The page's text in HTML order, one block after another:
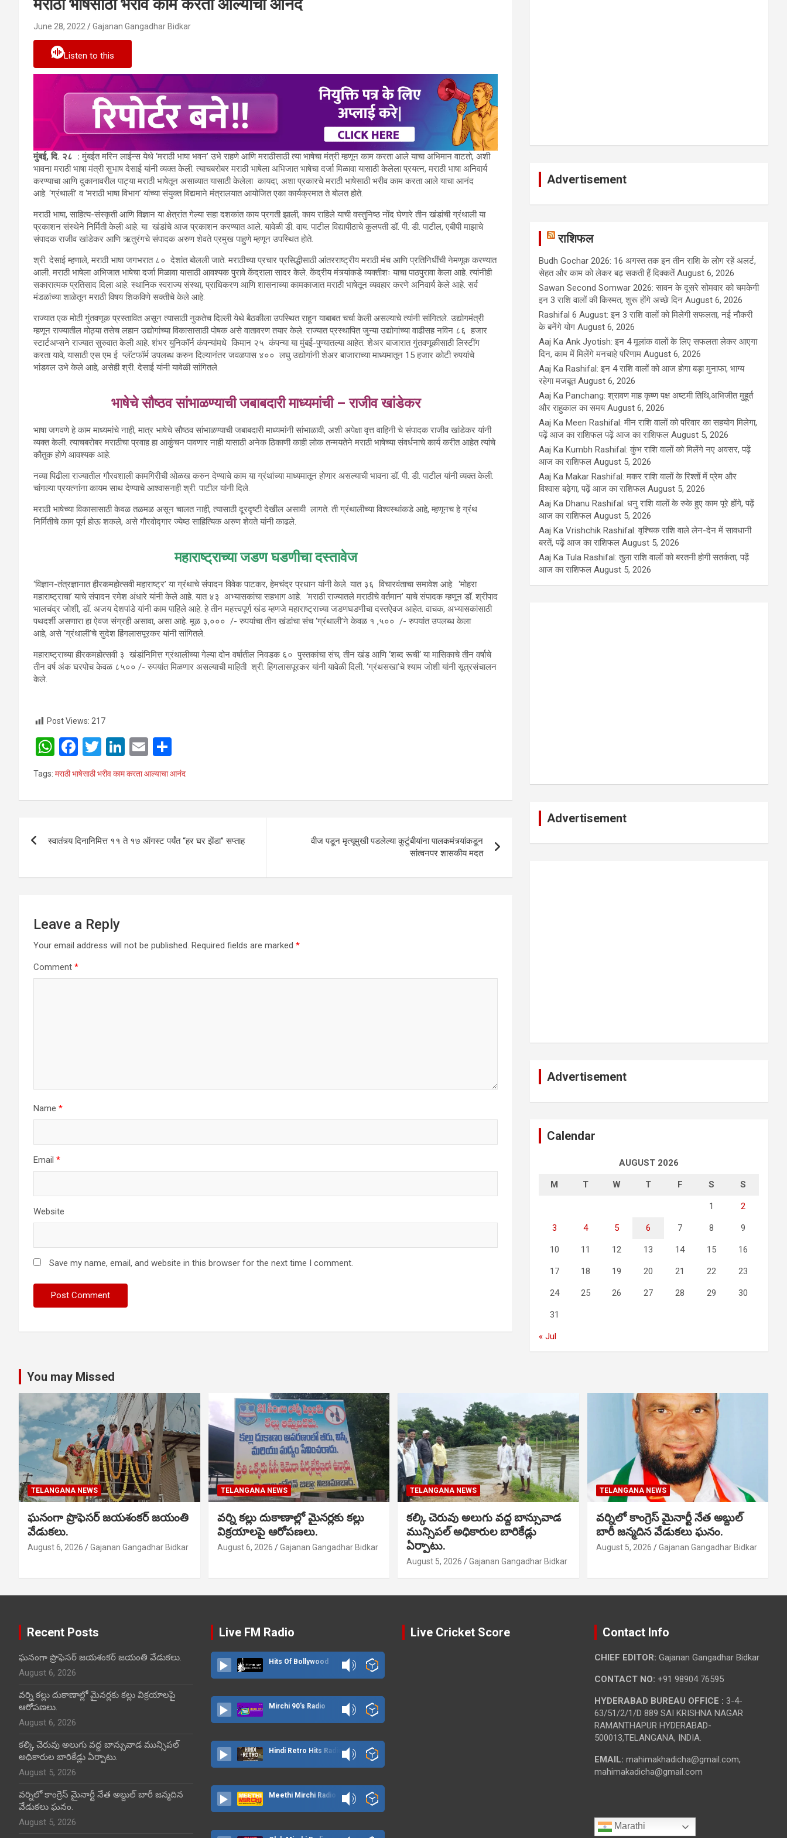
मराठी भाषेसाठी भरीव काम करता आल्याचा आनंद
June 28, 2022 Gajanan Gangadhar Bidkar
Listen to this
मुंबई, दि. २८ : मुंबईत मरिन लाईन्स येथे ‘मराठी भाषा भवन’ उभे राहणे आणि मराठीसाठी त्या भाषेचा मंत्री म्हणून काम करता आले याचा अभिमान वाटतो, अशी
भावना मराठी भाषा मंत्री सुभाष देसाई यांनी व्यक्त केली. त्याचबरोबर मराठी भाषेला अभिजात भाषेचा दर्जा मिळावा यासाठी केलेला प्रयत्न, मराठी भाषा अनिवार्य
करण्याचा आणि दुकानावरील पाट्या मराठी भाषेतून असाव्यात यासाठी केलेला कायदा, अशा प्रकारचे मराठी भाषेसाठी भरीव काम करता आले याचा आनंद
आहे. ‘ग्रंथाली’व‘मराठी भाषा विभाग’यांच्या संयुक्त विद्यमाने मंत्रालयात आयोजित एका कार्यक्रमात ते बोलत होते.
मराठी भाषा,साहित्य-संस्कृती आणि विज्ञान या क्षेत्रांत गेल्या सहा दशकांत काय प्रगती झाली,काय राहिले याची वस्तुनिष्ठ नोंद घेणारे तीन खंडांची ग्रंथाली या
प्रकाशन संस्थेने निर्मिती केली आहे. या खंडांचे आज प्रकाशन करण्यात आले. यावेळी डी. वाय. पाटील विद्यापीठाचे कुलपती डॉ. पी. डी. पाटील,एबीपी माझाचे
संपादक राजीव खांडेकर आणि ऋतुरंगचे संपादक अरुण शेवते प्रमुख पाहुणे म्हणून उपस्थित होते.
श्री. देसाई म्हणाले,मराठी भाषा जगभरात ८० देशांत बोलली जाते. मराठीच्या प्रचार प्रसिद्धीसाठी आंतरराष्ट्रीय मराठी मंच आणि प्रतिनिधींची नेमणूक करण्यात
आली. मराठी भाषेला अभिजात भाषेचा दर्जा मिळावा यासाठी आवश्यक पुरावे केंद्राला सादर केले. केंद्रीय मंत्र्यांकडे व्यक्तीशः याचा पाठपुरावा केला आहे. त्यांनीही
सकारात्मक प्रतिसाद दिला आहे. स्थानिक स्वराज्य संस्था,प्राधिकरण आणि शासनाच्या कामकाजात मराठी भाषेतून व्यवहार करणे अनिवार्य केले आहे. सर्व
मंडळांच्या शाळेतून मराठी विषय शिकविणे सक्तीचे केले आहे.
राज्यात एक मोठी गुंतवणूक प्रस्तावित असून त्यासाठी नुकतेच दिल्ली येथे बैठकीला उपस्थित राहून याबाबत चर्चा केली असल्याचे त्यांनी सांगितले. उद्योगमंत्री
म्हणून राज्यातील मोठ्या तसेच लहान उद्योगांच्या विकासासाठी पोषक असे वातावरण तयार केले. राज्यात प्रस्थापित जुन्या उद्योगांच्या वाढीसह नविन ८६ हजार
स्टार्टअप्सने राज्यात सुरुवात केली आहे. शंभर युनिकॉर्न कंपन्यांमधे किमान २५ कंपन्या या मुंबई-पुण्यातल्या आहेत. शेअर बाजारात गुंतवणूकीसाठी लिस्टींग
करता यावे, यासाठी एस एम ई प्लॅटफॉर्म उपलब्ध करुन दिल्यानंतर जवळपास ४०० लघु उद्योगांनी शेअर बाजाराच्या माध्यमातून 15हजार कोटी रुपयांचे
भांडवल उभे केले आहे, असेही श्री. देसाई यांनी यावेळी सांगितले.
भाषेचे सौष्ठव सांभाळण्याची जबाबदारी माध्यमांची – राजीव खांडेकर
भाषा जगवणे हे काम माध्यमांचे नाही,मात्र भाषेचे सौष्ठव सांभाळण्याची जबाबदारी माध्यमांनी सांभाळावी, अशी अपेक्षा वृत्त वाहिनी चे संपादक राजीव खांडेकर यांनी
व्यक्त केली. त्याचबरोबर मराठीचा प्रवाह हा आकुंचन पावणार नाही यासाठी अनेक ठिकाणी काही लोक तन्मयतेने मराठी भाषेच्या संवर्धनाचे कार्य करीत आहेत त्यांचे
कौतुक होणे आवश्यक आहे.
नव्या पिढीला राज्यातील गौरवशाली कामगिरीची ओळख करुन देण्याचे काम या ग्रंथांच्या माध्यमातून होणार असल्याची भावना डॉ. पी. डी. पाटील यांनी व्यक्त केली.
चांगल्या प्रयत्नांना कायम साथ देण्याचे आश्वासनही श्री. पाटील यांनी दिले.
मराठी भाषेच्या विकासासाठी केवळ तळमळ असून चालत नाही,त्यासाठी दूरदृष्टी देखील असावी लागते. ती ग्रंथालीच्या विश्वस्थांकडे आहे,म्हणूनच हे ग्रंथ
निर्मितीचे काम पूर्ण होऊ शकले, असे गौरवोद्गार ज्येष्ठ साहित्यिक अरुण शेवते यांनी काढले.
महाराष्ट्राच्या जडण घडणीचा दस्तावेज
‘विज्ञान-तंत्रज्ञानात हीरकमहोत्सवी महाराष्ट्र’या ग्रंथाचे संपादन विवेक पाटकर,हेमचंद्र प्रधान यांनी केले. यात ३६ विचारवंताचा समावेश आहे. ‘मोहरा
महाराष्ट्राचा’याचे संपादन रमेश अंधारे यांनी केले आहे. यात ४३ अभ्यासकांचा सहभाग आहे. ‘मराठी राज्यातले मराठीचे वर्तमान’याचे संपादक म्हणून डॉ. श्रीपाद
भालचंद्र जोशी,डॉ. अजय देशपांडे यांनी काम पाहिले आहे. हे तीन महत्त्वपूर्ण खंड म्हणजे महाराष्ट्राच्या जडणघडणीचा दस्तऐवज आहेत. वाचक, अभ्यासकांसाठी
पथदर्शी असणारा हा ऐवज संग्रही असावा, असा आहे. मूळ ३,००० /- रुपयांचा तीन खंडांचा संच‘ग्रंथाली’ने केवळ १ ,५०० /- रुपयांत उपलब्ध केला
आहे, असे‘ग्रंथाली’चे सुदेश हिंगलासपूरकर यांनी सांगितले.
महाराष्ट्राच्या हीरकमहोत्सवी ३ खंडांनिमित्त ग्रंथालीच्या गेल्या दोन वर्षातील निवडक ६० पुस्तकांचा संच,तीन खंड आणि‘शब्द रूची‘या मासिकाचे तीन वर्षाचे
तीन वर्ष अंक घरपोच केवळ ८५०० /- रुपयांत मिळणार असल्याची माहिती श्री. हिंगलासपूरकर यांनी यावेळी दिली. ‘ग्रंथसखा’चे श्याम जोशी यांनी सूत्रसंचालन
केले.
Post Views: 217
W
at
s
p
F
a
ce
b
o
T
wi
tt
er
Li
ke
dI
E
ail
h
ar
e
Tags: मराठी भाषेसाठी भरीव काम करता आल्याचा आनंद
स्वातंत्र्य दिनानिमित्त ११ ते १७ ऑगस्ट पर्यंत “हर घर झेंडा” सप्ताह
वीज पडून मृत्यूमुखी पडलेल्या कुटुंबीयांना पालकमंत्र्यांकडून
सांत्वनपर शासकीय मदत
Leave a Reply
Your email address will not be published. Required fields are marked *
Comment *
Name *
Email *
Website
Save my name, email, and website in this browser for the next time I comment.
Advertisement
राशिफल
Budh Gochar 2026: 16 अगस्त तक इन तीन राशि के लोग रहें अलर्ट,
सेहत और काम को लेकर बढ़ सकती हैं दिक्कतें August 6, 2026
Sawan Second Somwar 2026: सावन के दूसरे सोमवार को चमकेगी
इन 3 राशि वालों की किस्मत, शुरू होंगे अच्छे दिन August 6, 2026
Rashifal 6 August: इन 3 राशि वालों को मिलेगी सफलता, नई नौकरी
के बनेंगे योग August 6, 2026
Aaj Ka Ank Jyotish: इन 4 मूलांक वालों के लिए सफलता लेकर आएगा
दिन, काम में मिलेंगे मनचाहे परिणाम August 6, 2026
Aaj Ka Rashifal: इन 4 राशि वालों को आज होगा बड़ा मुनाफा, भाग्य
रहेगा मजबूत August 6, 2026
Aaj Ka Panchang: श्रावण माह कृष्ण पक्ष अष्टमी तिथि,अभिजीत मुहूर्त
और राहुकाल का समय August 6, 2026
Aaj Ka Meen Rashifal: मीन राशि वालों को परिवार का सहयोग मिलेगा,
पढ़ें आज का राशिफल पढ़ें आज का राशिफल August 5, 2026
Aaj Ka Kumbh Rashifal: कुंभ राशि वालों को मिलेंगे नए अवसर, पढ़ें
आज का राशिफल August 5, 2026
Aaj Ka Makar Rashifal: मकर राशि वालों के रिश्तों में प्रेम और
विश्वास बढ़ेगा, पढ़ें आज का राशिफल August 5, 2026
Aaj Ka Dhanu Rashifal: धनु राशि वालों के रुके हुए काम पूरे होंगे, पढ़ें
आज का राशिफल August 5, 2026
Aaj Ka Vrishchik Rashifal: वृश्चिक राशि वाले लेन-देन में सावधानी
बरतें, पढ़ें आज का राशिफल August 5, 2026
Aaj Ka Tula Rashifal: तुला राशि वालों को बरतनी होगी सतर्कता, पढ़ें
आज का राशिफल August 5, 2026
Advertisement
Advertisement
Calendar
AUGUST 2026
M T W T F S S
1 2
3 4 5 6 7 8 9
10 11 12 13 14 15 16
17 18 19 20 21 22 23
24 25 26 27 28 29 30
31
« Jul
You may Missed
TELANGANA NEWS
ఘనంగా ప్రొఫెసర్ జయశంకర్ జయంతి
వేడుకలు.
August 6, 2026 Gajanan Gangadhar Bidkar
TELANGANA NEWS
వర్ని కల్లు దుకాణాల్లో మైనర్లకు కల్లు
విక్రయాలపై ఆరోపణలు.
August 6, 2026 Gajanan Gangadhar Bidkar
TELANGANA NEWS
కల్కి చెరువు అలుగు వద్ద బాన్సువాడ
మున్సిపల్ అధికారుల బారికేడ్లు
ఏర్పాటు.
August 5, 2026 Gajanan Gangadhar Bidkar
TELANGANA NEWS
వర్నిలో కాంగ్రెస్ మైనార్టీ నేత అబ్దుల్
బారీ జన్మదిన వేడుకలు ఘనం.
August 5, 2026 Gajanan Gangadhar Bidkar
Recent Posts
ఘనంగా ప్రొఫెసర్ జయశంకర్ జయంతి వేడుకలు.
August 6, 2026
వర్ని కల్లు దుకాణాల్లో మైనర్లకు కల్లు విక్రయాలపై
ఆరోపణలు.
August 6, 2026
కల్కి చెరువు అలుగు వద్ద బాన్సువాడ మున్సిపల్
అధికారుల బారికేడ్లు ఏర్పాటు.
August 5, 2026
వర్నిలో కాంగ్రెస్ మైనార్టీ నేత అబ్దుల్ బారీ జన్మదిన
వేడుకలు ఘనం.
August 5, 2026
Live FM Radio
Hits Of Bollywood
Mirchi 90's Radio
Hindi Retro Hits Radio
Meethi Mirchi Radio
Live Cricket Score Contact Info
CHIEF EDITOR: Gajanan Gangadhar Bidkar
CONTACT NO: +91 98904 76595
HYDERABAD BUREAU OFFICE : 3-4-
63/51/2/1/D 889 SAI KRISHNA NAGAR
RAMANTHAPUR HYDERABAD-
500013,TELANGANA, INDIA.
EMAIL: mahimakhadicha@gmail.com,
mahimakadicha@gmail.com
Marathi